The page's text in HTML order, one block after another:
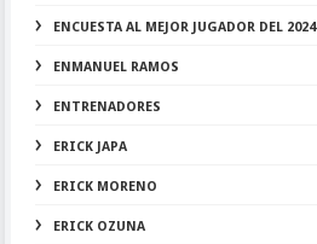
ENCUESTA AL MEJOR JUGADOR DEL 2024
ENMANUEL RAMOS
ENTRENADORES
ERICK JAPA
ERICK MORENO
ERICK OZUNA